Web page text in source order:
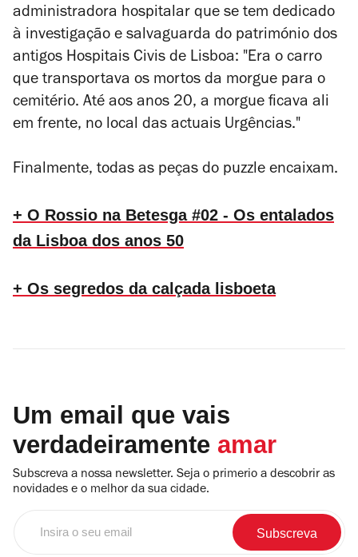
administradora hospitalar que se tem dedicado
à investigação e salvaguarda do património dos
antigos Hospitais Civis de Lisboa: "Era o carro
que transportava os mortos da morgue para o
cemitério. Até aos anos 20, a morgue ficava ali
em frente, no local das actuais Urgências."
Finalmente, todas as peças do puzzle encaixam.
+ O Rossio na Betesga #02 - Os entalados
da Lisboa dos anos 50
+ Os segredos da calçada lisboeta
Um email que vais
verdadeiramente amar
Subscreva a nossa newsletter. Seja o primerio a descobrir as
novidades e o melhor da sua cidade.